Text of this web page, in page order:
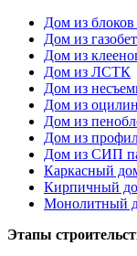
Дом из
Дом из
Дом из
Дом из ЛСТК
Дом из
Дом из
Дом из
Дом из
Дом из СИП
Каркасный
Кирпичный
Монолитный
Этапы